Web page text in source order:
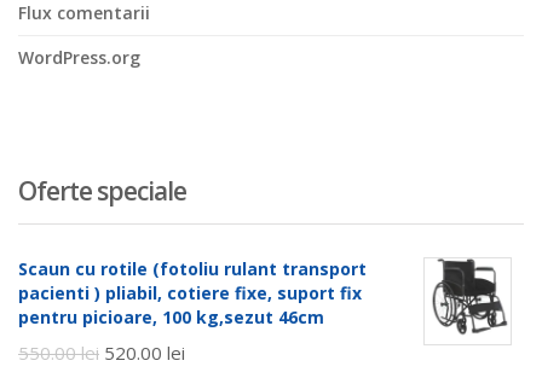
Flux comentarii
WordPress.org
Oferte speciale
Scaun cu rotile (fotoliu rulant transport
pacienti ) pliabil, cotiere fixe, suport fix
pentru picioare, 100 kg,sezut 46cm
550.00lei 520.00 lei